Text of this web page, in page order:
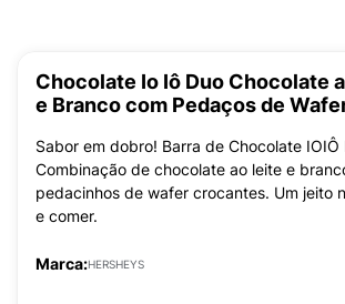
Chocolate Io Iô Duo Chocolate
e Branco com Pedaços de
Sabor em dobro! Barra de Chocolate IOIÔ
Combinação de chocolate ao leite e
pedacinhos de wafer crocantes. Um jeito
e comer.
Marca:HERSHEYS